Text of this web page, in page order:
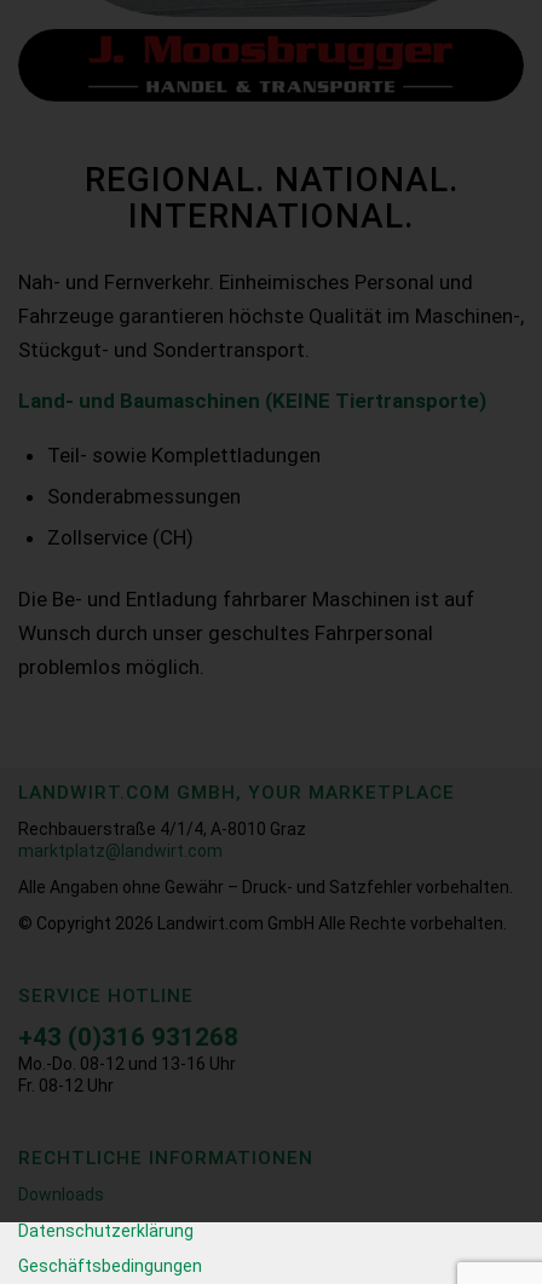
REGIONAL. NATIONAL.
INTERNATIONAL.
Nah- und Fernverkehr. Einheimisches Personal und
Fahrzeuge garantieren höchste Qualität im Maschinen-,
Stückgut- und Sondertransport.
Land- und Baumaschinen (KEINE Tiertransporte)
Teil- sowie Komplettladungen
Sonderabmessungen
Zollservice (CH)
Die Be- und Entladung fahrbarer Maschinen ist auf
Wunsch durch unser geschultes Fahrpersonal
problemlos möglich.
LANDWIRT.COM GMBH, YOUR MARKETPLACE
Rechbauerstraße 4/1/4, A-8010 Graz
marktplatz@landwirt.com
Alle Angaben ohne Gewähr – Druck- und Satzfehler vorbehalten.
© Copyright 2026
Landwirt.com GmbH Alle Rechte vorbehalten.
SERVICE HOTLINE
+43 (0)316 931268
Mo.-Do. 08-12 und 13-16 Uhr
Fr. 08-12 Uhr
RECHTLICHE INFORMATIONEN
Downloads
Datenschutzerklärung
Geschäftsbedingungen